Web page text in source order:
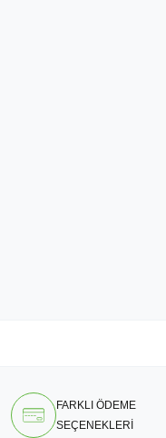
FARKLI ÖDEME
SEÇENEKLERİ